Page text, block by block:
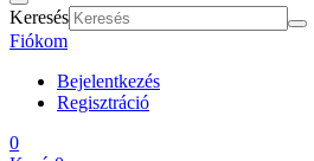
Keresés
Fiókom
Bejelentkezés
Regisztráció
0